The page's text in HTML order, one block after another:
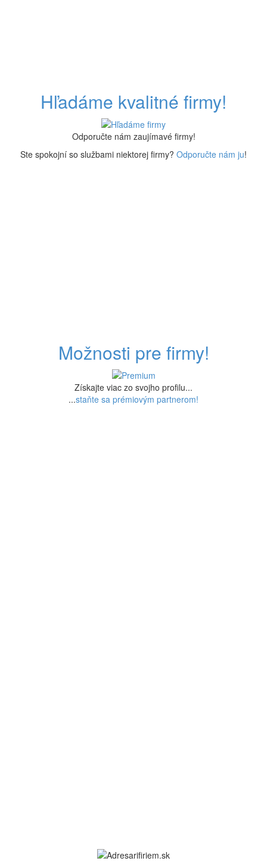
Hľadáme kvalitné firmy!
Odporučte nám zaujímavé firmy!
Ste spokojní so službami niektorej firmy? Odporučte nám ju!
Možnosti pre firmy!
Získajte viac zo svojho profilu...
...staňte sa prémiovým partnerom!